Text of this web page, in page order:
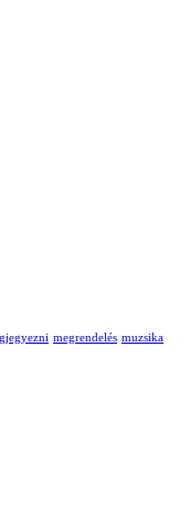
megrendelés muzsika